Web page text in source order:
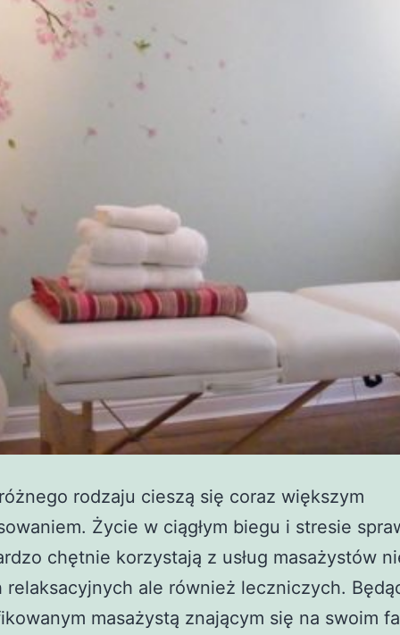
rodzaju cieszą się coraz większym
Życie w ciągłym biegu i stresie
chętnie korzystają z usług masażystów
relaksacyjnych ale również leczniczych.
masażystą znającym się na swoim